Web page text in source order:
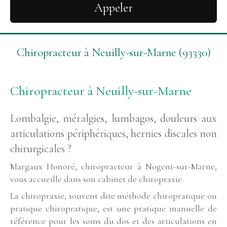
Appeler
Chiropracteur à Neuilly-sur-Marne (93330)
Chiropracteur à Neuilly-sur-Marne
Lombalgie, méralgies, lumbagos, douleurs aux
articulations périphériques, hernies discales non
chirurgicales ?
Margaux Honoré, chiropracteur à Nogent-sur-Marne,
vous accueille dans son cabinet de chiropraxie.
La chiropraxie, souvent dite méthode chiropratique ou
pratique chiropratique, est une pratique manuelle de
référence pour les soins du dos et des articulations en